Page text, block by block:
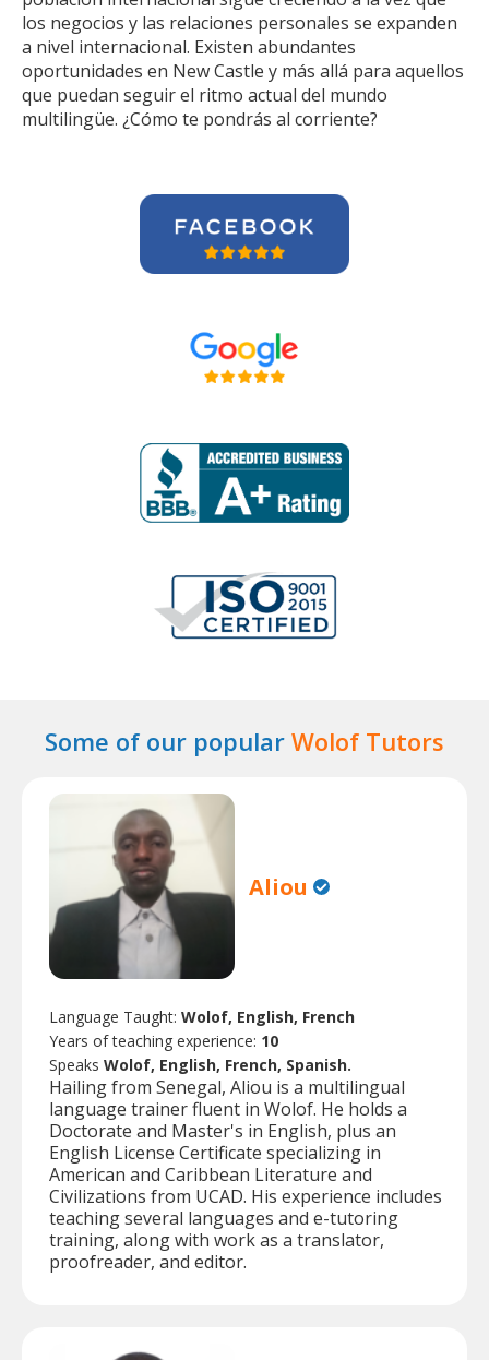
los negocios y las relaciones personales se expanden
a nivel internacional. Existen abundantes
oportunidades en New Castle y más allá para aquellos
que puedan seguir el ritmo actual del mundo
multilingüe. ¿Cómo te pondrás al corriente?
Some of our popular Wolof Tutors
Aliou
Language Taught: Wolof, English, French
Years of teaching experience: 10
Speaks Wolof, English, French, Spanish.
Hailing from Senegal, Aliou is a multilingual
language trainer fluent in Wolof. He holds a
Doctorate and Master's in English, plus an
English License Certificate specializing in
American and Caribbean Literature and
Civilizations from UCAD. His experience includes
teaching several languages and e-tutoring
training, along with work as a translator,
proofreader, and editor.